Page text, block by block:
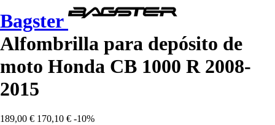
Bagster
Alfombrilla para depósito de
moto Honda CB 1000 R 2008-
2015
189,00 € 170,10 € -10%